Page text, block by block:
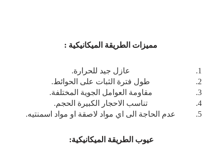
مميزات الطريقة الميكانيكية :
عازل جيد للحرارة.
طول فترة الثبات على الحوائط.
مقاومة العوامل الجوية المختلفة.
تناسب الاحجار الكبيرة الحجم.
عدم الحاجة الى اي مواد لاصقة او مواد اسمنتيه.
عيوب الطريقة الميكانيكية: